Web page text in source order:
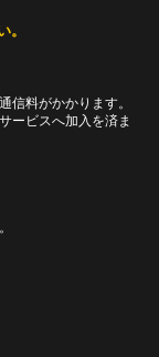
。
信料がかかります。
ービスへ加入を済ま